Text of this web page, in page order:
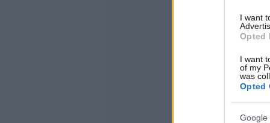
I want
Opted
I want
of my
was
Opted
Google